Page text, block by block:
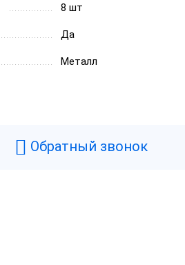
8 шт
Да
Металл
Обратный звонок